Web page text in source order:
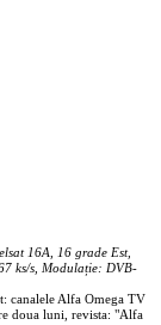
16A, 16 grade Est,
ks/s, Modulație: DVB-
canalele Alfa Omega TV
doua luni, revista: "Alfa